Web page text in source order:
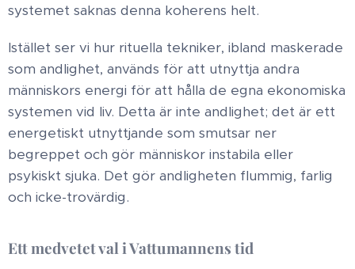
systemet saknas denna koherens helt. ​
Istället ser vi hur rituella tekniker, ibland maskerade
som andlighet, används för att utnyttja andra
människors energi för att hålla de egna ekonomiska
systemen vid liv. Detta är inte andlighet; det är ett
energetiskt utnyttjande som smutsar ner
begreppet och gör människor instabila eller
psykiskt sjuka. Det gör andligheten flummig, farlig
och icke-trovärdig.
Ett medvetet val i Vattumannens tid